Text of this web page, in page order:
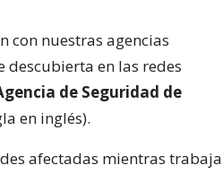
con nuestras agencias
descubierta en las redes
de Seguridad de
en inglés).
afectadas mientras trabaja